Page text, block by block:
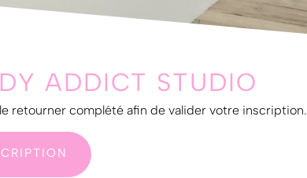
ADDICT STUDIO
retourner complété afin de valider votre inscription.